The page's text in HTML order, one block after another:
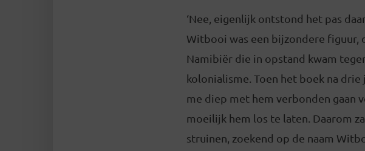
‘Nee, eigenlijk ontstond het pas
Witbooi was een bijzondere figuur,
Namibiër die in opstand kwam
kolonialisme. Toen het boek na drie
me diep met hem verbonden gaan
moeilijk hem los te laten. Daarom
struinen, zoekend op de naam